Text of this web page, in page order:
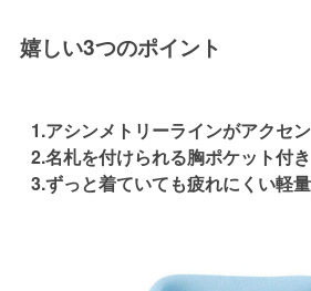
嬉しい3つのポイント
1.アシンメトリーラインがアクセ
2.名札を付けられる胸ポケット付き
3.ずっと着ていても疲れにくい軽